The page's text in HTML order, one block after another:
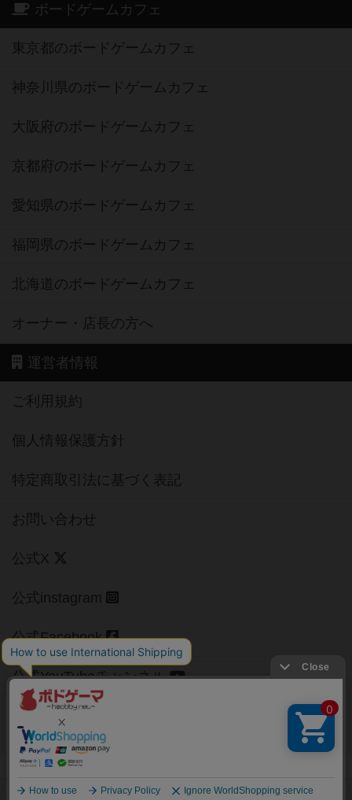
ボードゲームカフェ
東京都のボードゲームカフェ
神奈川県のボードゲームカフェ
大阪府のボードゲームカフェ
京都府のボードゲームカフェ
愛知県のボードゲームカフェ
福岡県のボードゲームカフェ
北海道のボードゲームカフェ
オーナー・店長の方へ
運営者情報
ご利用規約
個人情報保護方針
特定商取引法に基づく表記
お問い合わせ
公式X
公式instagram
公式Facebook
公式YouTubeチャンネル